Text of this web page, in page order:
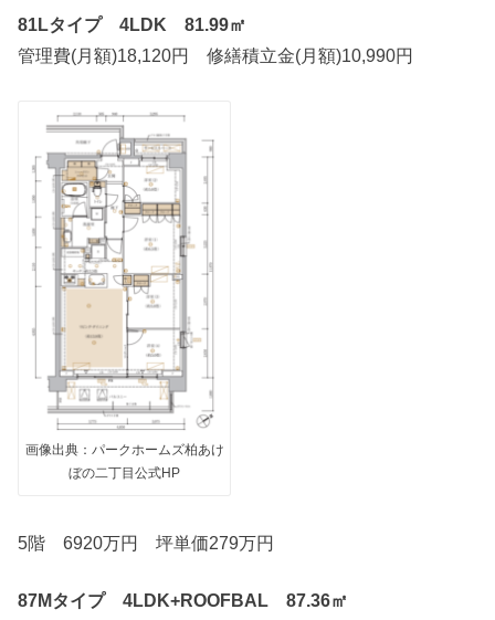
81Lタイプ 4LDK 81.99㎡
管理費(月額)18,120円 修繕積立金(月額)10,990円
画像出典：パークホームズ柏あけ
ぼの二丁目公式HP
5階 6920万円 坪単価279万円
87Mタイプ 4LDK+ROOFBAL 87.36㎡